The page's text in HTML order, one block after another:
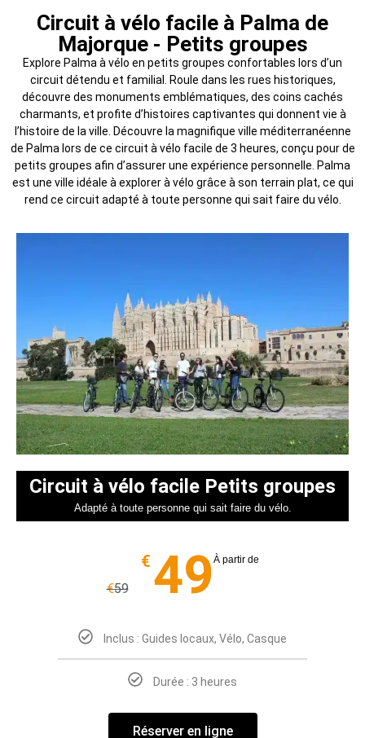
Circuit à vélo facile à Palma de
Majorque - Petits groupes
Explore Palma à vélo en petits groupes confortables lors d’un
circuit détendu et familial. Roule dans les rues historiques,
découvre des monuments emblématiques, des coins cachés
charmants, et profite d’histoires captivantes qui donnent vie à
l’histoire de la ville. Découvre la magnifique ville méditerranéenne
de Palma lors de ce circuit à vélo facile de 3 heures, conçu pour de
petits groupes afin d’assurer une expérience personnelle. Palma
est une ville idéale à explorer à vélo grâce à son terrain plat, ce qui
rend ce circuit adapté à toute personne qui sait faire du vélo.
Circuit à vélo facile Petits groupes
Adapté à toute personne qui sait faire du vélo.
€59
€ 49À partir de
Inclus : Guides locaux, Vélo, Casque
Durée : 3 heures
Réserver en ligne